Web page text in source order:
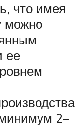
что имея
можно
ее
2–